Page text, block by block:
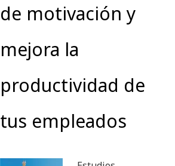
de motivación y
mejora la
productividad de
tus empleados